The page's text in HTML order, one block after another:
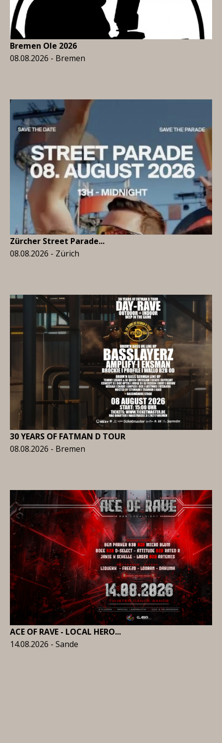
Bremen Ole 2026
08.08.2026 - Bremen
Zürcher Street Parade...
08.08.2026 - Zürich
30 YEARS OF FATMAN D TOUR
08.08.2026 - Bremen
ACE OF RAVE - LOCAL HERO...
14.08.2026 - Sande